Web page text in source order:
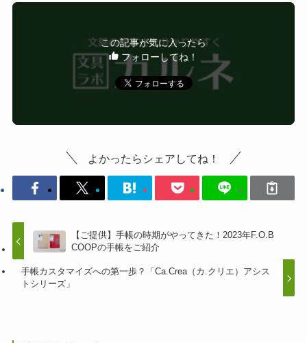
この記事が気に入ったら
フォローしてね！
よかったらシェアしてね！
【ご提供】手帳の時期がやってきた！2023年F.O.B
COOPの手帳をご紹介
手帳カスタマイズへの第一歩？「Ca.Crea（カ.クリエ）アシス
トシリーズ」